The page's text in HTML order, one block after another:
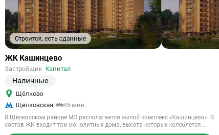
Строится, есть сданные
Ссылка
объект
ЖК Кашинцево
Застройщик Капитал
Наличные
Щёлково
Щёлковская
45 мин.
В Щёлковском районе МО располагается жилой комплекс «Кашинцево». В
состав ЖК входит три монолитных дома, высота которых колеблется...